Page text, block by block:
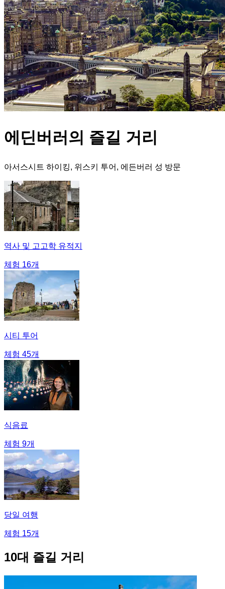
에딘버러의 즐길 거리
아서스시트 하이킹, 위스키 투어, 에든버러 성 방문
역사 및 고고학 유적지
체험 16개
시티 투어
체험 45개
식음료
체험 9개
당일 여행
체험 15개
10대 즐길 거리